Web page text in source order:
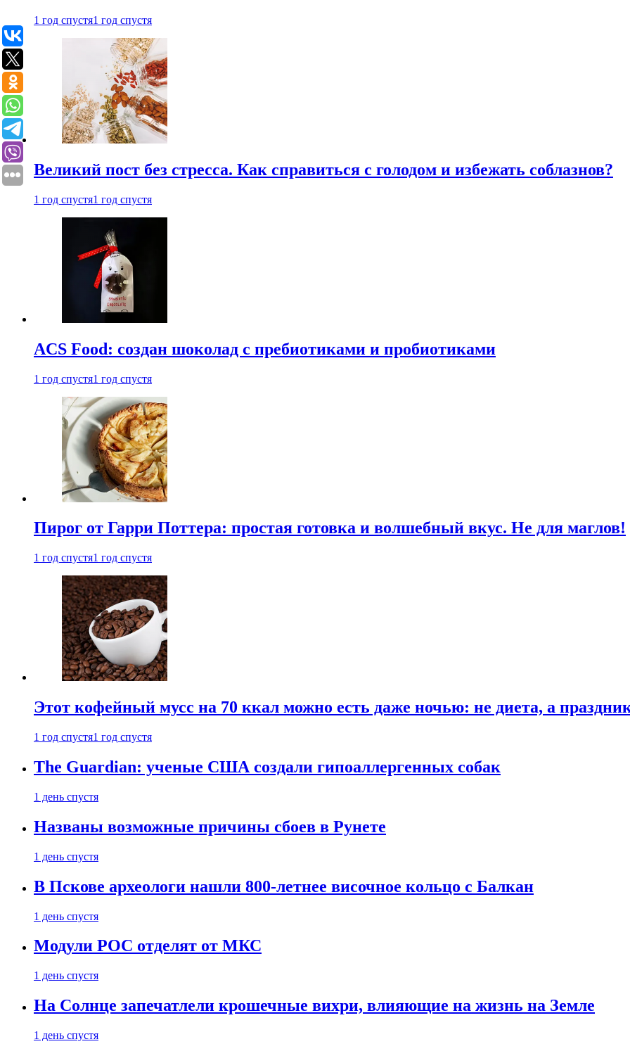
1 год спустя1 год спустя
Великий пост без стресса. Как справиться с голодом и избежать соблазнов?
1 год спустя1 год спустя
ACS Food: создан шоколад с пребиотиками и пробиотиками
1 год спустя1 год спустя
Пирог от Гарри Поттера: простая готовка и волшебный вкус. Не для маглов!
1 год спустя1 год спустя
Этот кофейный мусс на 70 ккал можно есть даже ночью: не диета, а
1 год спустя1 год спустя
The Guardian: ученые США создали гипоаллергенных собак
1 день спустя
Названы возможные причины сбоев в Рунете
1 день спустя
В Пскове археологи нашли 800-летнее височное кольцо с Балкан
1 день спустя
Модули РОС отделят от МКС
1 день спустя
На Солнце запечатлели крошечные вихри, влияющие на жизнь на Земле
1 день спустя